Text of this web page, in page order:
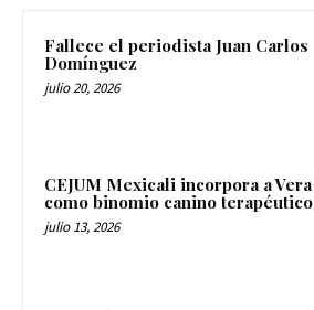
Fallece el periodista Juan Carlos
Domínguez
julio 20, 2026
CEJUM Mexicali incorpora a Vera
como binomio canino terapéutico
julio 13, 2026